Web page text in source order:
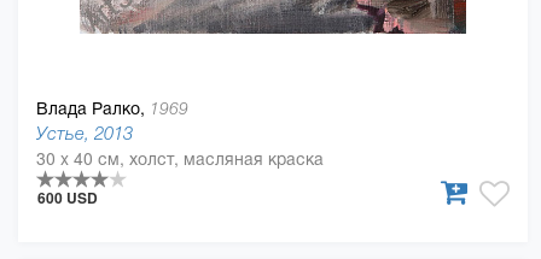
Влада Ралко, 1969
Устье, 2013
30 x 40 см, холст, масляная краска
600 USD